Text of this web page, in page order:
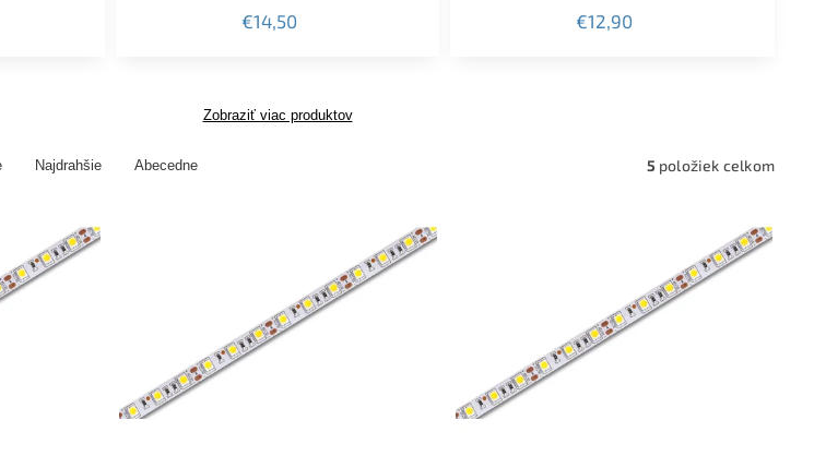
€14,50 €12,90
Zobraziť viac produktov
Najdrahšie Abecedne 5 položiek celkom